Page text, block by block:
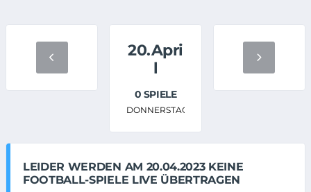
20.Apri
l
0 SPIELE
DONNERSTAG
LEIDER WERDEN AM 20.04.2023 KEINE
FOOTBALL-SPIELE LIVE ÜBERTRAGEN